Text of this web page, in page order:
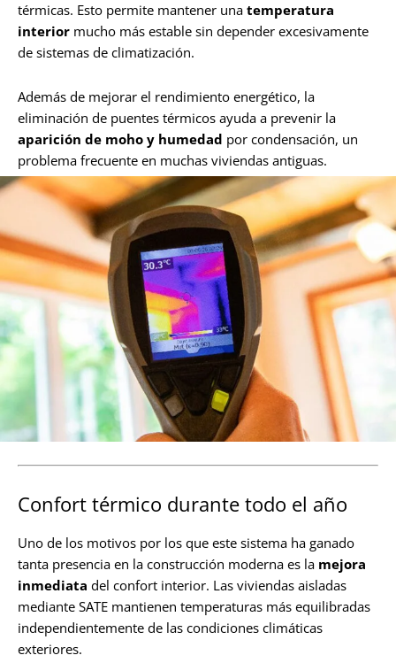
térmicas. Esto permite mantener una temperatura
interior mucho más estable sin depender excesivamente
de sistemas de climatización.
Además de mejorar el rendimiento energético, la
eliminación de puentes térmicos ayuda a prevenir la
aparición de moho y humedad por condensación, un
problema frecuente en muchas viviendas antiguas.
Confort térmico durante todo el año
Uno de los motivos por los que este sistema ha ganado
tanta presencia en la construcción moderna es la mejora
inmediata del confort interior. Las viviendas aisladas
mediante SATE mantienen temperaturas más equilibradas
independientemente de las condiciones climáticas
exteriores.